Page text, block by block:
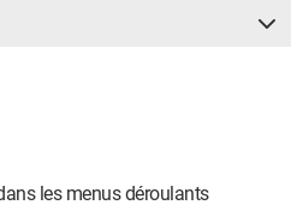
les menus déroulants